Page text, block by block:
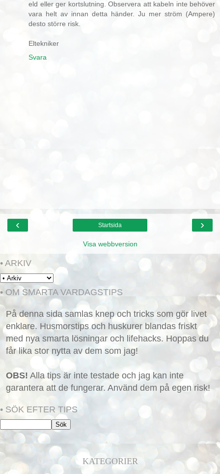
eld eller ger kortslutning. Observera att kabeln inte behöver
vara helt av innan detta händer. Ju mer ström (Ampere)
desto större risk.
Eltekniker
Svara
‹ ›
Startsida
Visa webbversion
• ARKIV
• OM SMARTA VARDAGSTIPS
På denna sida samlas knep och tricks som gör livet
enklare. Husmorstips och huskurer blandas friskt
med nya smarta lösningar och lifehacks. Hoppas du
får lika stor nytta av dem som jag!
OBS! Alla tips är inte testade och jag kan inte
garantera att de fungerar. Använd dem på egen risk!
• SÖK EFTER TIPS
KATEGORIER